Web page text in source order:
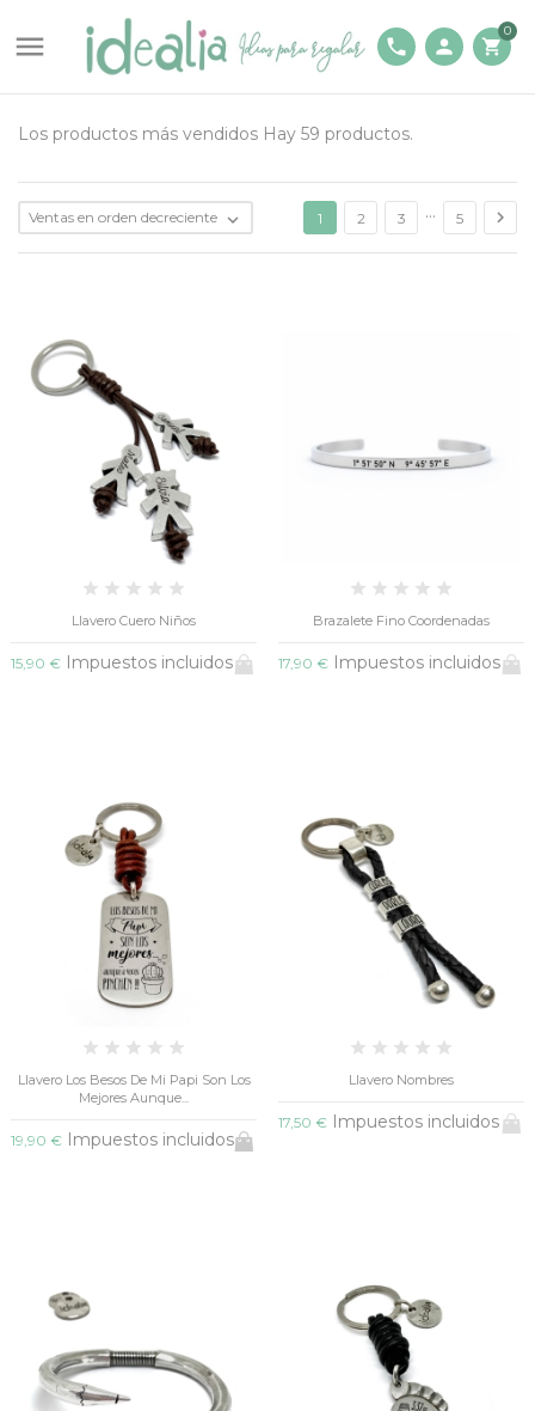
 phone person shopping_cart
0
Los productos más vendidos Hay 59 productos.
Ventas en orden decreciente  1 2 3 … 5 
Llavero Cuero Niños
15,90 € Impuestos incluidos
Brazalete Fino Coordenadas
17,90 € Impuestos incluidos
Llavero Los Besos De Mi Papi Son Los
Mejores Aunque...
19,90 € Impuestos incluidos
Llavero Nombres
17,50 € Impuestos incluidos